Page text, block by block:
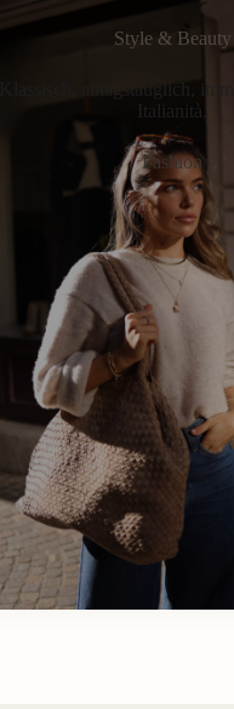
Style & Beauty
Klassisch, alltagstauglich,
Italianità.
Fashion